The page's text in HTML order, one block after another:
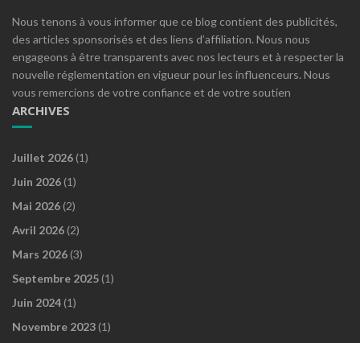
Nous tenons à vous informer que ce blog contient des publicités,
des articles sponsorisés et des liens d’affiliation. Nous nous
engageons à être transparents avec nos lecteurs et à respecter la
nouvelle réglementation en vigueur pour les influenceurs. Nous
vous remercions de votre confiance et de votre soutien
ARCHIVES
Juillet 2026 (1)
Juin 2026 (1)
Mai 2026 (2)
Avril 2026 (2)
Mars 2026 (3)
Septembre 2025 (1)
Juin 2024 (1)
Novembre 2023 (1)